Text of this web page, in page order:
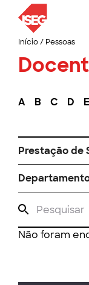
Início/ Pessoas
A B C D E
Prestação de
Não foram